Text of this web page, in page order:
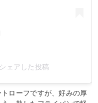
ェアした投稿
ローフですが、好みの厚